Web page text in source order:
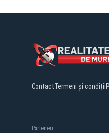
ContactTermeni și condiții
Parteneri: